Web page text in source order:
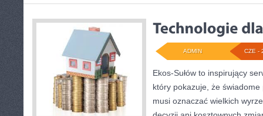
CZE -
ADMIN
Ekos-Sułów to inspirujący
który pokazuje, że
musi oznaczać wielkich